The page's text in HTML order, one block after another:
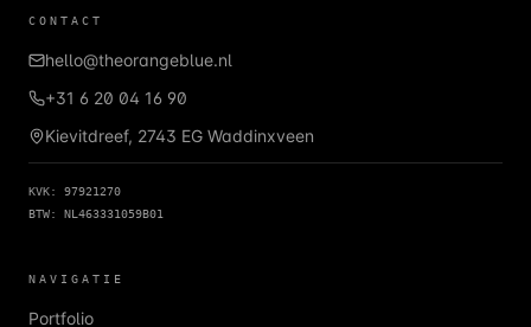
CONTACT
hello@theorangeblue.nl
+31 6 20 04 16 90
Kievitdreef, 2743 EG Waddinxveen
KVK: 97921270
BTW: NL463331059B01
NAVIGATIE
Portfolio